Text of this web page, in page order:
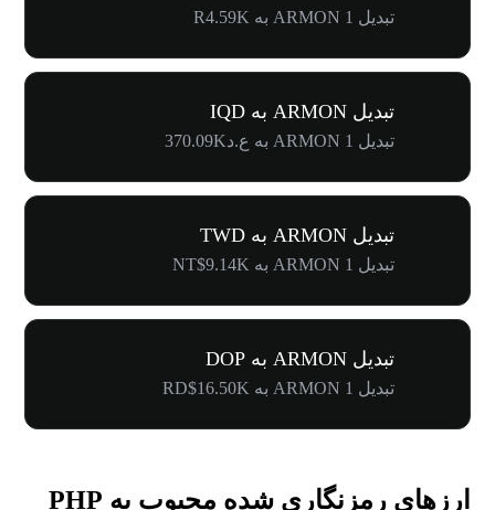
تبدیل 1 ARMON به R4.59K
تبدیل ARMON به IQD
تبدیل 1 ARMON به ع.د370.09K
تبدیل ARMON به TWD
تبدیل 1 ARMON به NT$9.14K
تبدیل ARMON به DOP
تبدیل 1 ARMON به RD$16.50K
ارزهای رمزنگاری شده محبوب به PHP